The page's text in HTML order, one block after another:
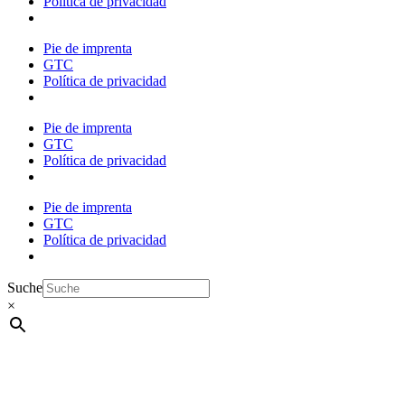
Pie de imprenta
GTC
Política de privacidad
Pie de imprenta
GTC
Política de privacidad
Pie de imprenta
GTC
Política de privacidad
Suche
×